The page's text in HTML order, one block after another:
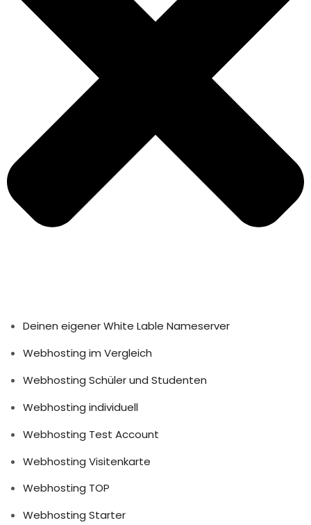
Deinen eigener White Lable Nameserver
Webhosting im Vergleich
Webhosting Schüler und Studenten
Webhosting individuell
Webhosting Test Account
Webhosting Visitenkarte
Webhosting TOP
Webhosting Starter